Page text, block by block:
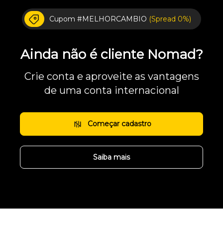
Cupom #MELHORCAMBIO (Spread 0%)
Ainda não é cliente Nomad?
Crie conta e aproveite as vantagens
de uma conta internacional
Começar cadastro
Saiba mais